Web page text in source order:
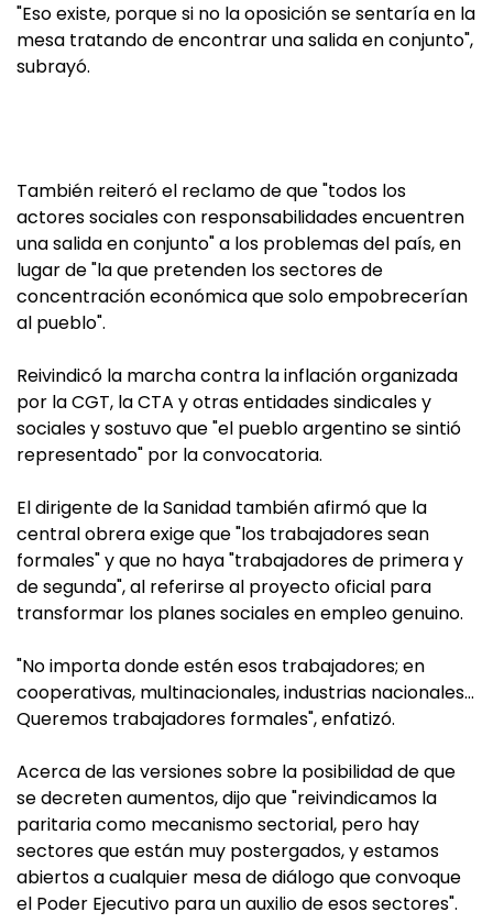
"Eso existe, porque si no la oposición se sentaría en la
mesa tratando de encontrar una salida en conjunto",
subrayó.
También reiteró el reclamo de que "todos los
actores sociales con responsabilidades encuentren
una salida en conjunto" a los problemas del país, en
lugar de "la que pretenden los sectores de
concentración económica que solo empobrecerían
al pueblo".
Reivindicó la marcha contra la inflación organizada
por la CGT, la CTA y otras entidades sindicales y
sociales y sostuvo que "el pueblo argentino se sintió
representado" por la convocatoria.
El dirigente de la Sanidad también afirmó que la
central obrera exige que "los trabajadores sean
formales" y que no haya "trabajadores de primera y
de segunda", al referirse al proyecto oficial para
transformar los planes sociales en empleo genuino.
"No importa donde estén esos trabajadores; en
cooperativas, multinacionales, industrias nacionales…
Queremos trabajadores formales", enfatizó.
Acerca de las versiones sobre la posibilidad de que
se decreten aumentos, dijo que "reivindicamos la
paritaria como mecanismo sectorial, pero hay
sectores que están muy postergados, y estamos
abiertos a cualquier mesa de diálogo que convoque
el Poder Ejecutivo para un auxilio de esos sectores".